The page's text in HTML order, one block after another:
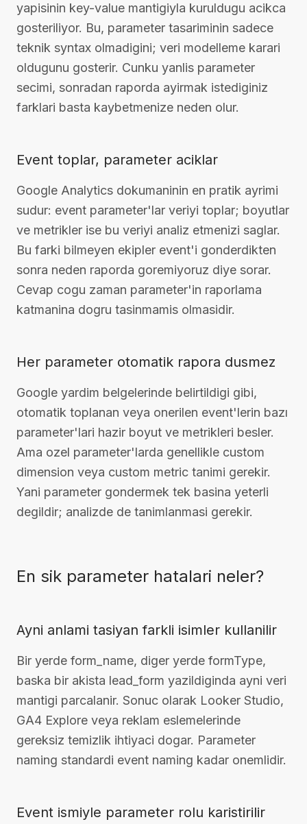
yapisinin key-value mantigiyla kuruldugu acikca
gosteriliyor. Bu, parameter tasariminin sadece
teknik syntax olmadigini; veri modelleme karari
oldugunu gosterir. Cunku yanlis parameter
secimi, sonradan raporda ayirmak istediginiz
farklari basta kaybetmenize neden olur.
Event toplar, parameter aciklar
Google Analytics dokumaninin en pratik ayrimi
sudur: event parameter'lar veriyi toplar; boyutlar
ve metrikler ise bu veriyi analiz etmenizi saglar.
Bu farki bilmeyen ekipler event'i gonderdikten
sonra neden raporda goremiyoruz diye sorar.
Cevap cogu zaman parameter'in raporlama
katmanina dogru tasinmamis olmasidir.
Her parameter otomatik rapora dusmez
Google yardim belgelerinde belirtildigi gibi,
otomatik toplanan veya onerilen event'lerin bazı
parameter'lari hazir boyut ve metrikleri besler.
Ama ozel parameter'larda genellikle custom
dimension veya custom metric tanimi gerekir.
Yani parameter gondermek tek basina yeterli
degildir; analizde de tanimlanmasi gerekir.
En sik parameter hatalari neler?
Ayni anlami tasiyan farkli isimler kullanilir
Bir yerde form_name, diger yerde formType,
baska bir akista lead_form yazildiginda ayni veri
mantigi parcalanir. Sonuc olarak Looker Studio,
GA4 Explore veya reklam eslemelerinde
gereksiz temizlik ihtiyaci dogar. Parameter
naming standardi event naming kadar onemlidir.
Event ismiyle parameter rolu karistirilir